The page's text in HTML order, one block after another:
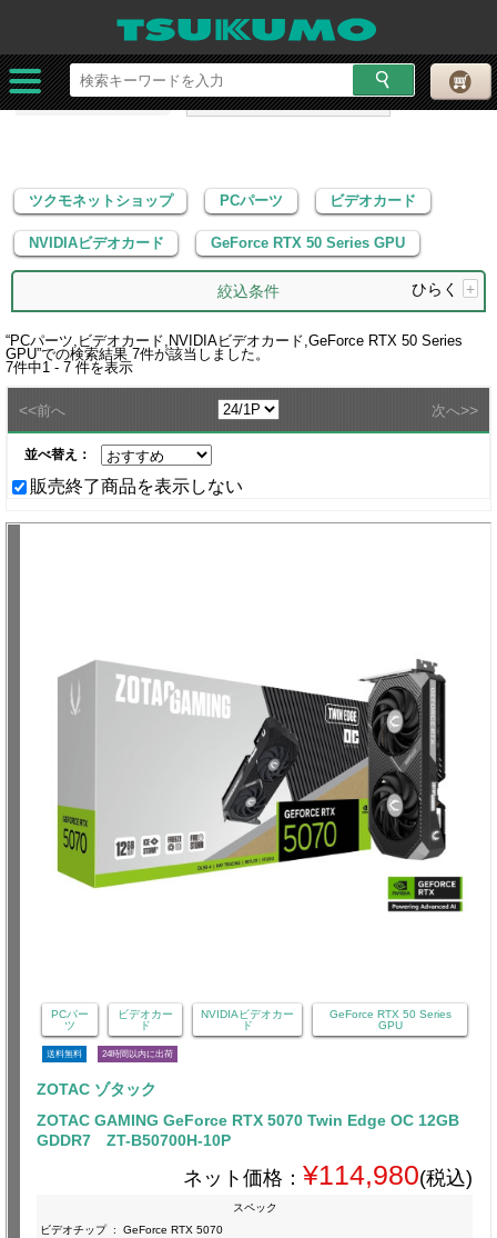
ツクモネットショップ PCパーツ
ビデオカード
NVIDIAビデオカード
GeForce RTX 50 Series GPU
ツクモネットショップ PCパーツ ビデオカード
NVIDIAビデオカード GeForce RTX 50 Series GPU
絞込条件 ひらく +
“PCパーツ,ビデオカード,NVIDIAビデオカード,GeForce RTX 50 Series
GPU”での検索結果 7件が該当しました。
7件中1 - 7 件を表示
<<前へ 次へ>>
並べ替え：
販売終了商品を表示しない
PCパー
ツ
ビデオカー
ド
NVIDIAビデオカー
ド
GeForce RTX 50 Series
GPU
送料無料 24時間以内に出荷
ZOTAC ゾタック
ZOTAC GAMING GeForce RTX 5070 Twin Edge OC 12GB
GDDR7 ZT-B50700H-10P
ネット価格： ¥114,980(税込)
スペック
ビデオチップ :
GeForce RTX 5070